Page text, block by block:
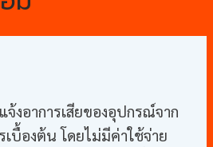
งอาการเสียของอุปกรณ์จาก
เบื้องต้น โดยไม่มีค่าใช้จ่าย